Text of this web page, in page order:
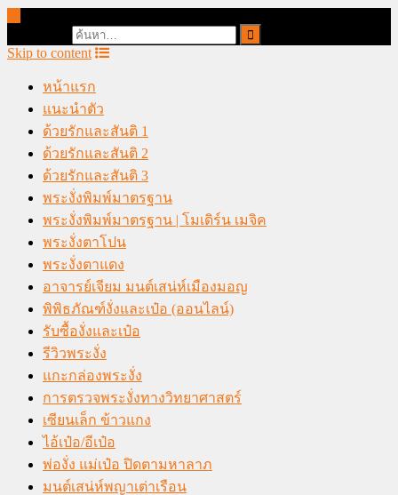
Skip to content
หน้าแรก
แนะนำตัว
ด้วยรักและสันติ 1
ด้วยรักและสันติ 2
ด้วยรักและสันติ 3
พระงั่งพิมพ์มาตรฐาน
พระงั่งพิมพ์มาตรฐาน | โมเดิร์น เมจิค
พระงั่งตาโปน
พระงั่งตาแดง
อาจารย์เจียม มนต์เสน่ห์เมืองมอญ
พิพิธภัณฑ์งั่งและเป๋อ (ออนไลน์)
รับซื้องั่งและเป๋อ
รีวิวพระงั่ง
แกะกล่องพระงั่ง
การตรวจพระงั่งทางวิทยาศาสตร์
เซียนเล็ก ข้าวแกง
ไอ้เป๋อ/อีเป๋อ
พ่องั่ง แม่เป๋อ ปิดตามหาลาภ
มนต์เสน่ห์พญาเต่าเรือน